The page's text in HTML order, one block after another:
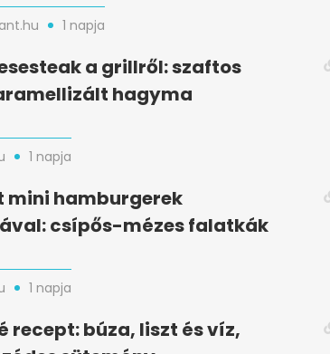
1 napja
a grillről: szaftos
hagyma
1 napja
mini hamburgerek
csípős-mézes falatkák
1 napja
recept: búza, liszt és víz,